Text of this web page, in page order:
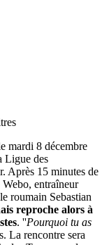
mardi 8 décembre
Ligue des
Après 15 minutes de
entraîneur
roumain Sebastian
reproche alors à
. ''Pourquoi tu as
La rencontre sera